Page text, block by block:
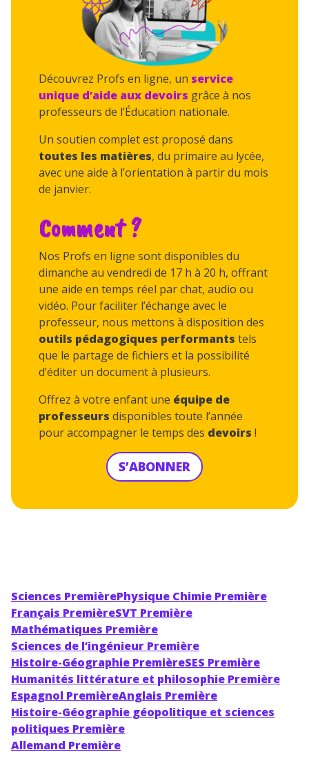
Découvrez Profs en ligne, un service
unique d’aide aux devoirs grâce à nos
professeurs de l’Éducation nationale.
Un soutien complet est proposé dans
toutes les matières, du primaire au lycée,
avec une aide à l’orientation à partir du mois
de janvier.
Comment ?
Nos Profs en ligne sont disponibles du
dimanche au vendredi de 17 h à 20 h, offrant
une aide en temps réel par chat, audio ou
vidéo. Pour faciliter l’échange avec le
professeur, nous mettons à disposition des
outils pédagogiques performants tels
que le partage de fichiers et la possibilité
d’éditer un document à plusieurs.
Offrez à votre enfant une équipe de
professeurs disponibles toute l’année
pour accompagner le temps des devoirs !
S’ABONNER
Sciences PremièrePhysique Chimie Première
Français PremièreSVT Première
Mathématiques Première
Sciences de l’ingénieur Première
Histoire-Géographie PremièreSES Première
Humanités littérature et philosophie Première
Espagnol PremièreAnglais Première
Histoire-Géographie géopolitique et sciences
politiques Première
Allemand Première